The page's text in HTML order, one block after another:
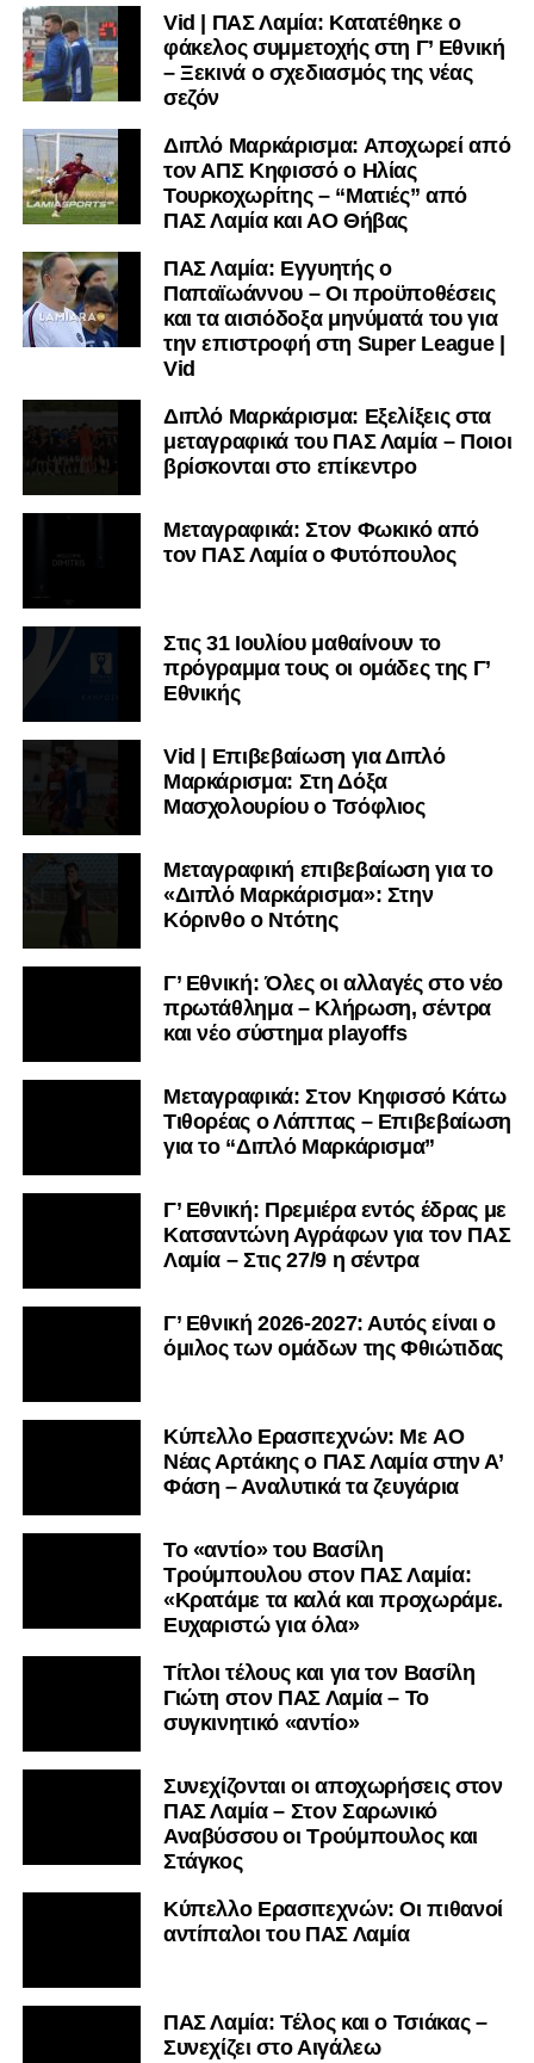
μαθαίνετε σε χρόνο dt όλα τα νέα.Vid | ΠΑΣ Λαμία: Κατατέθηκε ο
φάκελος συμμετοχής στη Γ’ Εθνική
– Ξεκινά ο σχεδιασμός της νέας
σεζόν
Διπλό Μαρκάρισμα: Αποχωρεί από
τον ΑΠΣ Κηφισσό ο Ηλίας
Τουρκοχωρίτης – “Ματιές” από
ΠΑΣ Λαμία και ΑΟ Θήβας
ΠΑΣ Λαμία: Εγγυητής ο
Παπαϊωάννου – Οι προϋποθέσεις
και τα αισιόδοξα μηνύματά του για
την επιστροφή στη Super League |
Vid
Διπλό Μαρκάρισμα: Εξελίξεις στα
μεταγραφικά του ΠΑΣ Λαμία – Ποιοι
βρίσκονται στο επίκεντρο
Μεταγραφικά: Στον Φωκικό από
τον ΠΑΣ Λαμία ο Φυτόπουλος
Στις 31 Ιουλίου μαθαίνουν το
πρόγραμμα τους οι ομάδες της Γ’
Εθνικής
Vid | Επιβεβαίωση για Διπλό
Μαρκάρισμα: Στη Δόξα
Μασχολουρίου ο Τσόφλιος
Μεταγραφική επιβεβαίωση για το
«Διπλό Μαρκάρισμα»: Στην
Κόρινθο ο Ντότης
Γ’ Εθνική: Όλες οι αλλαγές στο νέο
πρωτάθλημα – Κλήρωση, σέντρα
και νέο σύστημα playoffs
Μεταγραφικά: Στον Κηφισσό Κάτω
Τιθορέας ο Λάππας – Επιβεβαίωση
για το “Διπλό Μαρκάρισμα”
Γ’ Εθνική: Πρεμιέρα εντός έδρας με
Κατσαντώνη Αγράφων για τον ΠΑΣ
Λαμία – Στις 27/9 η σέντρα
Γ’ Εθνική 2026-2027: Αυτός είναι ο
όμιλος των ομάδων της Φθιώτιδας
Kύπελλο Ερασιτεχνών: Με AO
Nέας Αρτάκης ο ΠΑΣ Λαμία στην Α’
Φάση – Αναλυτικά τα ζευγάρια
Το «αντίο» του Βασίλη
Τρούμπουλου στον ΠΑΣ Λαμία:
«Κρατάμε τα καλά και προχωράμε.
Ευχαριστώ για όλα»
Τίτλοι τέλους και για τον Βασίλη
Γιώτη στον ΠΑΣ Λαμία – Το
συγκινητικό «αντίο»
Συνεχίζονται οι αποχωρήσεις στον
ΠΑΣ Λαμία – Στον Σαρωνικό
Αναβύσσου οι Τρούμπουλος και
Στάγκος
Κύπελλο Ερασιτεχνών: Οι πιθανοί
αντίπαλοι του ΠΑΣ Λαμία
ΠΑΣ Λαμία: Τέλος και ο Τσιάκας –
Συνεχίζει στο Αιγάλεω